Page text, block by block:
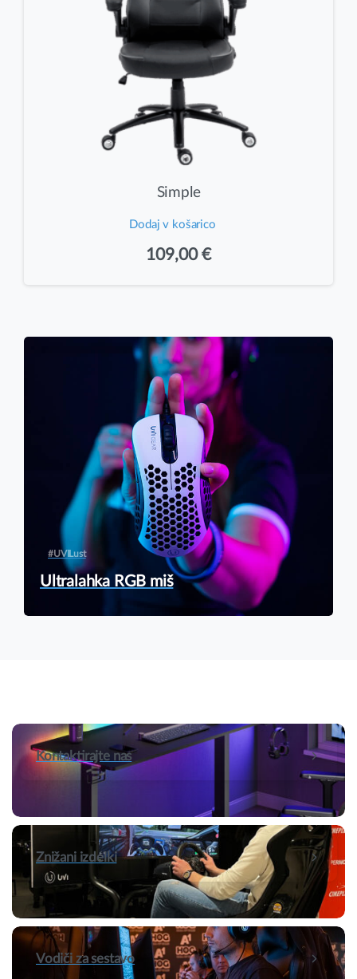
Simple
Dodaj v košarico
109,00€
#UVILust
Ultralahka RGB miš
Kontaktirajte nas
Znižani izdelki
Vodiči za sestavo